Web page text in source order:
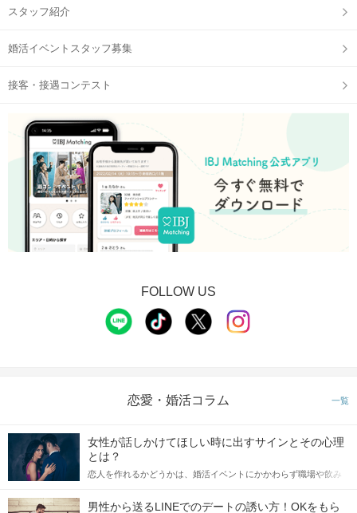
STEP3 【個室8対8】トークタイムスタート
スタッフ紹介
婚活イベントスタッフ募集
接客・接遇コンテスト
FOLLOW US
恋愛・婚活コラム 一覧
女性が話しかけてほしい時に出すサインとその心理
とは？
恋人を作れるかどうかは、婚活イベントにかかわらず職場や飲み
てアプローチできるかにも左右されます。 これから恋人作りを本
男性から送るLINEでのデートの誘い方！OKをもら